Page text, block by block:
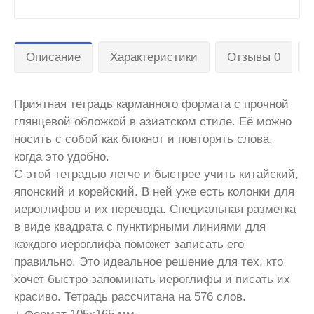
Описание Характеристики Отзывы 0
Приятная тетрадь карманного формата с прочной
глянцевой обложкой в азиатском стиле. Её можно
носить с собой как блокнот и повторять слова,
когда это удобно.
С этой тетрадью легче и быстрее учить китайский,
японский и корейский. В ней уже есть колонки для
иероглифов и их перевода. Специальная разметка
в виде квадрата с пунктирными линиями для
каждого иероглифа поможет записать его
правильно. Это идеальное решение для тех, кто
хочет быстро запоминать иероглифы и писать их
красиво. Тетрадь рассчитана на 576 слов.